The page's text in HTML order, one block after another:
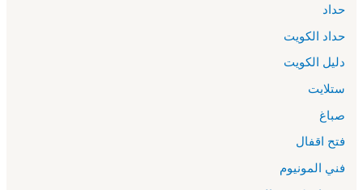
حداد
حداد الكويت
دليل الكويت
ستلايت
صباغ
فتح اقفال
فني المونيوم